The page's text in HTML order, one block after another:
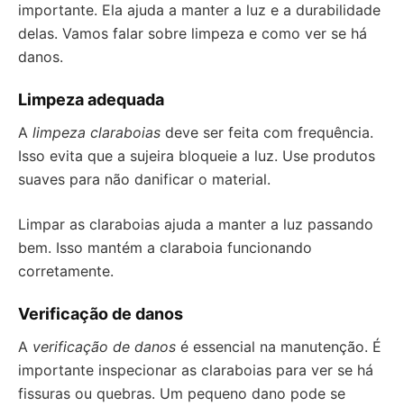
importante. Ela ajuda a manter a luz e a durabilidade
delas. Vamos falar sobre limpeza e como ver se há
danos.
Limpeza adequada
A limpeza claraboias deve ser feita com frequência.
Isso evita que a sujeira bloqueie a luz. Use produtos
suaves para não danificar o material.
Limpar as claraboias ajuda a manter a luz passando
bem. Isso mantém a claraboia funcionando
corretamente.
Verificação de danos
A verificação de danos é essencial na manutenção. É
importante inspecionar as claraboias para ver se há
fissuras ou quebras. Um pequeno dano pode se